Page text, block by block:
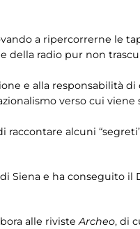
a ripercorrerne le
radio pur non
e alla responsabilità
verso cui viene
raccontare alcuni
Siena e ha conseguito
alle rivisteArcheo, di